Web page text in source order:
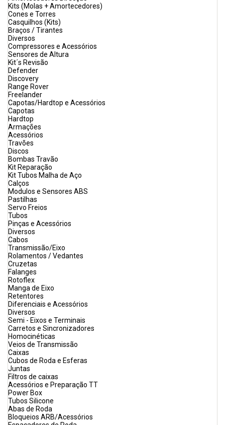
Kits (Molas + Amortecedores)
Cones e Torres
Casquilhos (Kits)
Braços / Tirantes
Diversos
Compressores e Acessórios
Sensores de Altura
Kit´s Revisão
Defender
Discovery
Range Rover
Freelander
Capotas/Hardtop e Acessórios
Capotas
Hardtop
Armações
Acessórios
Travões
Discos
Bombas Travão
Kit Reparação
Kit Tubos Malha de Aço
Calços
Modulos e Sensores ABS
Pastilhas
Servo Freios
Tubos
Pinças e Acessórios
Diversos
Cabos
Transmissão/Eixo
Rolamentos / Vedantes
Cruzetas
Falanges
Rotoflex
Manga de Eixo
Retentores
Diferenciais e Acessórios
Diversos
Semi - Eixos e Terminais
Carretos e Sincronizadores
Homocinéticas
Veios de Transmissão
Caixas
Cubos de Roda e Esferas
Juntas
Filtros de caixas
Acessórios e Preparação TT
Power Box
Tubos Silicone
Abas de Roda
Bloqueios ARB/Acessórios